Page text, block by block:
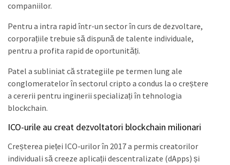
companiilor.
Pentru a intra rapid într-un sector în curs de dezvoltare,
corporațiile trebuie să dispună de talente individuale,
pentru a profita rapid de oportunități.
Patel a subliniat că strategiile pe termen lung ale
conglomeratelor în sectorul cripto a condus la o creștere
a cererii pentru inginerii specializați în tehnologia
blockchain.
ICO-urile au creat dezvoltatori blockchain milionari
Creșterea pieței ICO-urilor în 2017 a permis creatorilor
individuali să creeze aplicații descentralizate (dApps) și